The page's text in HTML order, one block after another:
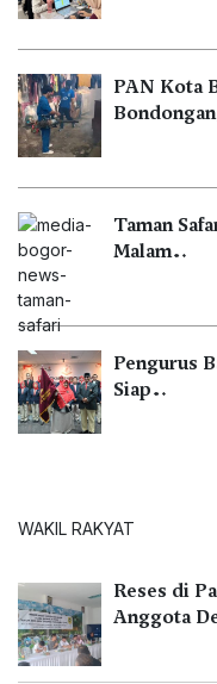
PAN Kota
Taman
Malam…
Pengurus
Siap…
WAKIL RAKYAT
Reses di
Anggota